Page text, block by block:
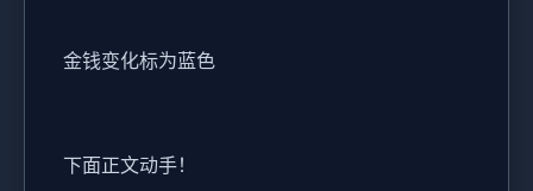
金钱变化标为蓝色
下面正文动手！